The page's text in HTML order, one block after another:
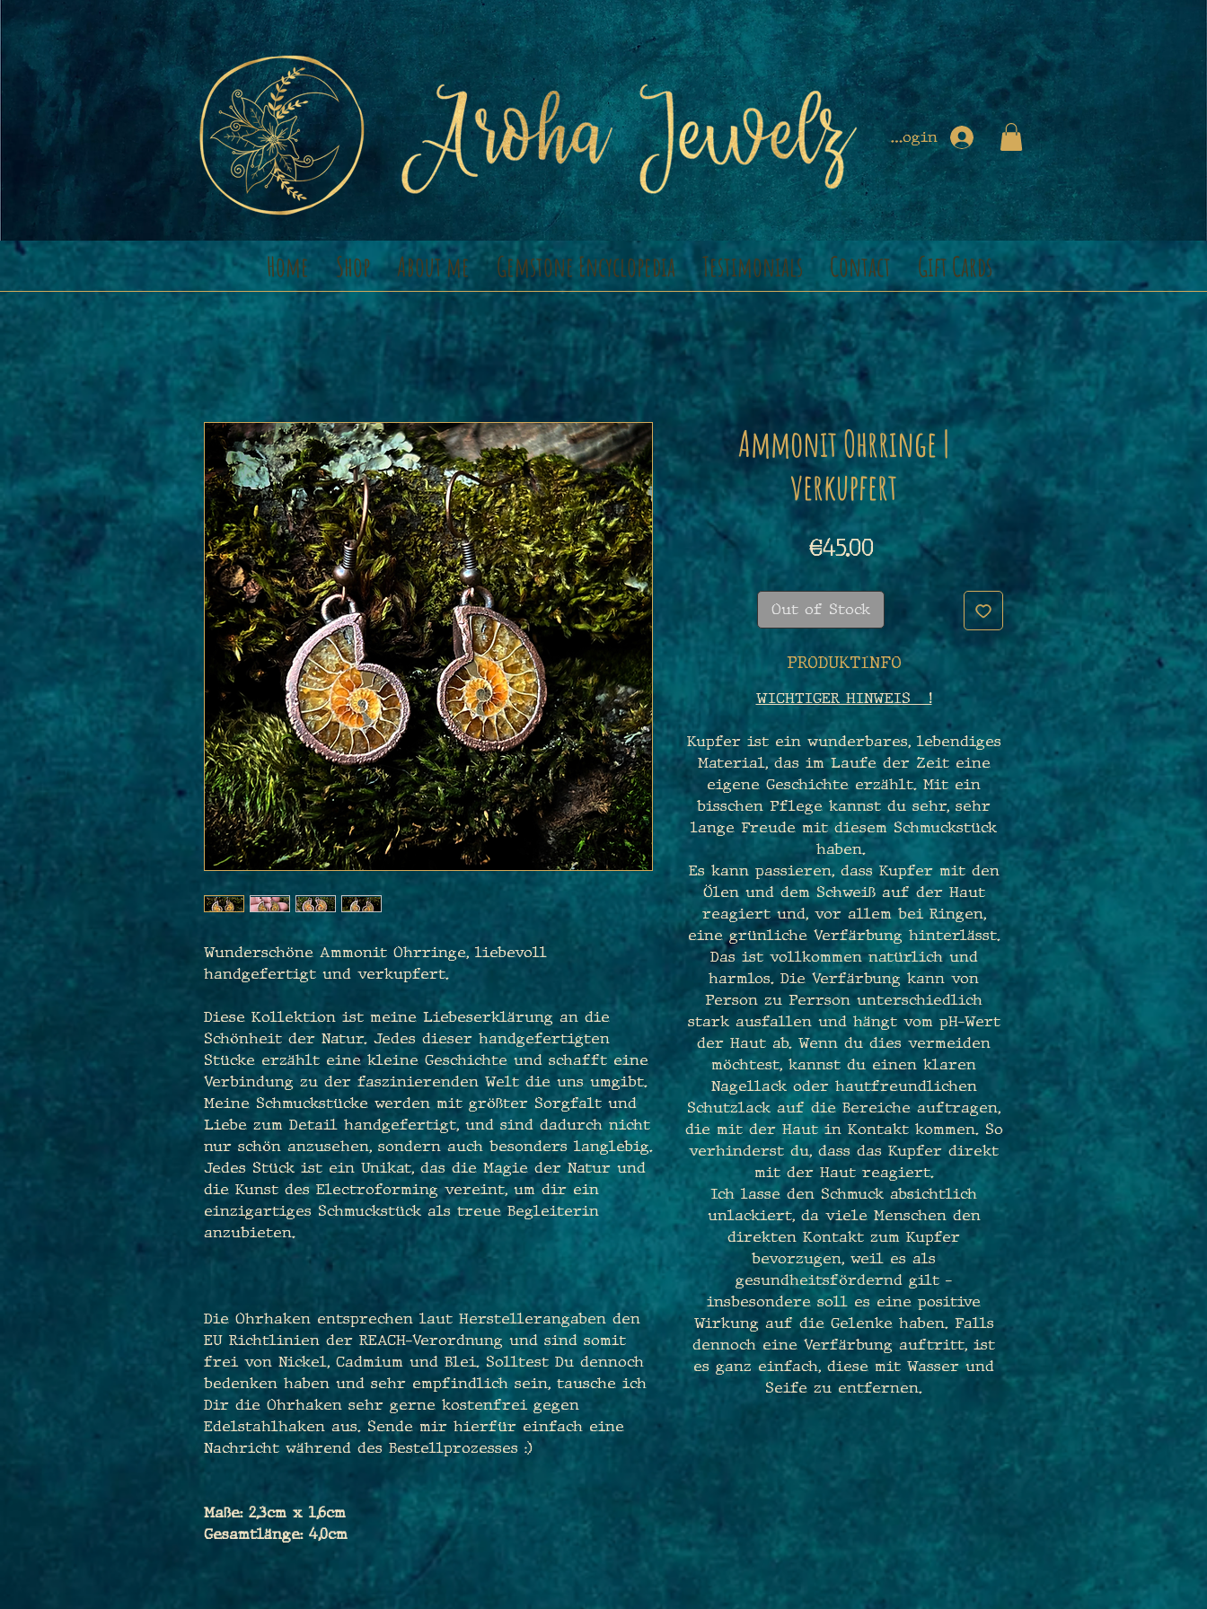
Login
Home Shop About me Gemstone Encyclopedia Testimonials Contact Gift Cards
Wunderschöne Ammonit Ohrringe, liebevoll
handgefertigt und verkupfert.
Diese Kollektion ist meine Liebeserklärung an die
Schönheit der Natur. Jedes dieser handgefertigten
Stücke erzählt eine kleine Geschichte und schafft eine
Verbindung zu der faszinierenden Welt die uns umgibt.
Meine Schmuckstücke werden mit größter Sorgfalt und
Liebe zum Detail handgefertigt, und sind dadurch nicht
nur schön anzusehen, sondern auch besonders langlebig.
Jedes Stück ist ein Unikat, das die Magie der Natur und
die Kunst des Electroforming vereint, um dir ein
einzigartiges Schmuckstück als treue Begleiterin
anzubieten.
Die Ohrhaken entsprechen laut Herstellerangaben den
EU Richtlinien der REACH-Verordnung und sind somit
frei von Nickel, Cadmium und Blei. Solltest Du dennoch
bedenken haben und sehr empfindlich sein, tausche ich
Dir die Ohrhaken sehr gerne kostenfrei gegen
Edelstahlhaken aus. Sende mir hierfür einfach eine
Nachricht während des Bestellprozesses :)
Maße: 2,3cm x 1,6cm
Gesamtlänge: 4,0cm
Ammonit Ohrringe |
verkupfert
€45.00Price
Out of Stock
PRODUKTINFO
WICHTIGER HINWEIS !
Kupfer ist ein wunderbares, lebendiges
Material, das im Laufe der Zeit eine
eigene Geschichte erzählt. Mit ein
bisschen Pflege kannst du sehr, sehr
lange Freude mit diesem Schmuckstück
haben.
Es kann passieren, dass Kupfer mit den
Ölen und dem Schweiß auf der Haut
reagiert und, vor allem bei Ringen,
eine grünliche Verfärbung hinterlässt.
Das ist vollkommen natürlich und
harmlos. Die Verfärbung kann von
Person zu Perrson unterschiedlich
stark ausfallen und hängt vom pH-Wert
der Haut ab. Wenn du dies vermeiden
möchtest, kannst du einen klaren
Nagellack oder hautfreundlichen
Schutzlack auf die Bereiche auftragen,
die mit der Haut in Kontakt kommen. So
verhinderst du, dass das Kupfer direkt
mit der Haut reagiert.
Ich lasse den Schmuck absichtlich
unlackiert, da viele Menschen den
direkten Kontakt zum Kupfer
bevorzugen, weil es als
gesundheitsfördernd gilt –
insbesondere soll es eine positive
Wirkung auf die Gelenke haben. Falls
dennoch eine Verfärbung auftritt, ist
es ganz einfach, diese mit Wasser und
Seife zu entfernen.